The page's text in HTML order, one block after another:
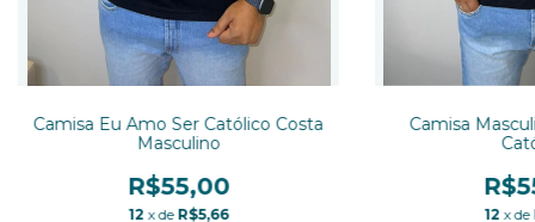
Camisa Eu Amo Ser Católico Costa
Masculino
R$55,00
12 x de R$5,66
Camisa
12 x de